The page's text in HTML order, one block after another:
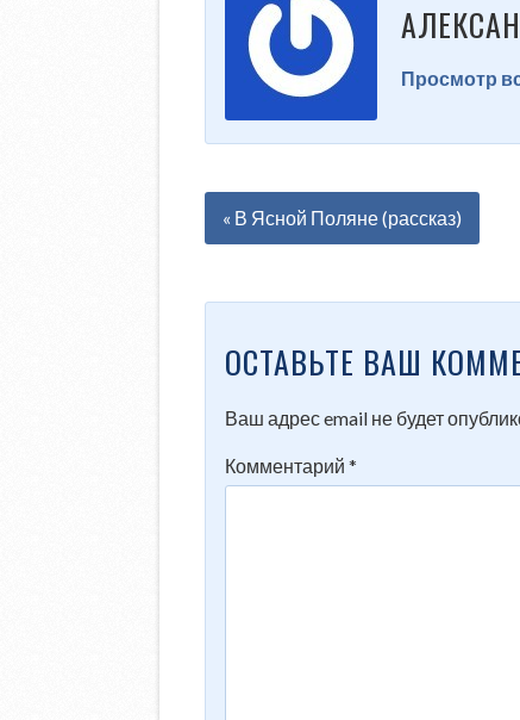
Просмотр
« В Ясной Поляне (рассказ)
ОСТАВЬТЕ ВАШ
Ваш адрес email не будет
Комментарий*